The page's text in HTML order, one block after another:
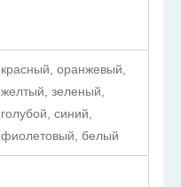
красный, оранжевый,
желтый, зеленый,
голубой, синий,
фиолетовый, белый